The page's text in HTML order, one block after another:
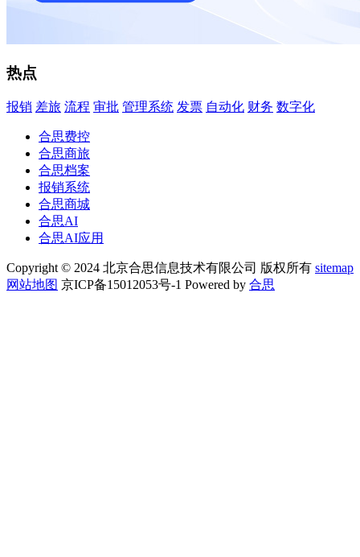
热点
报销 差旅 流程 审批 管理系统 发票 自动化 财务 数字化
合思费控
合思商旅
合思档案
报销系统
合思商城
合思AI
合思AI应用
Copyright © 2024 北京合思信息技术有限公司 版权所有 sitemap
网站地图 京ICP备15012053号-1 Powered by 合思